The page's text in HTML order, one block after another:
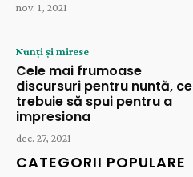
nov. 1, 2021
Nunți și mirese
Cele mai frumoase
discursuri pentru nuntă, ce
trebuie să spui pentru a
impresiona
dec. 27, 2021
CATEGORII POPULARE